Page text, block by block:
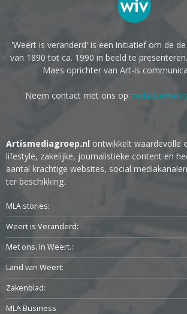
'Weert is veranderd' is een initiatief om de
van 1890 tot ca. 1990 in beeld te
Maes oprichter van Art-is
Neem contact met ons op:
Artismediagroep.nl ontwikkelt waardevolle
lifestyle, zakelijke, journalistieke content en
aantal krachtige websites, social
ter beschikking.
MLA stories:
Weert is Veranderd:
Met ons. In Weert.:
Land van Weert:
Zakenblad:
MLA Business